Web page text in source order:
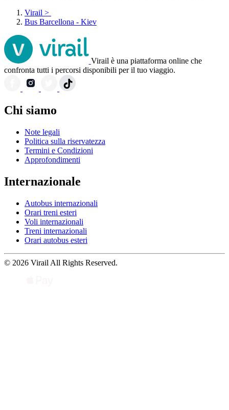
Virail >
Bus Barcellona - Kiev
Virail è una piattaforma online che
confronta tutti i percorsi disponibili per il tuo viaggio.
Chi siamo
Note legali
Politica sulla riservatezza
Termini e Condizioni
Approfondimenti
Internazionale
Autobus internazionali
Orari treni esteri
Voli internazionali
Treni internazionali
Orari autobus esteri
© 2026 Virail All Rights Reserved.